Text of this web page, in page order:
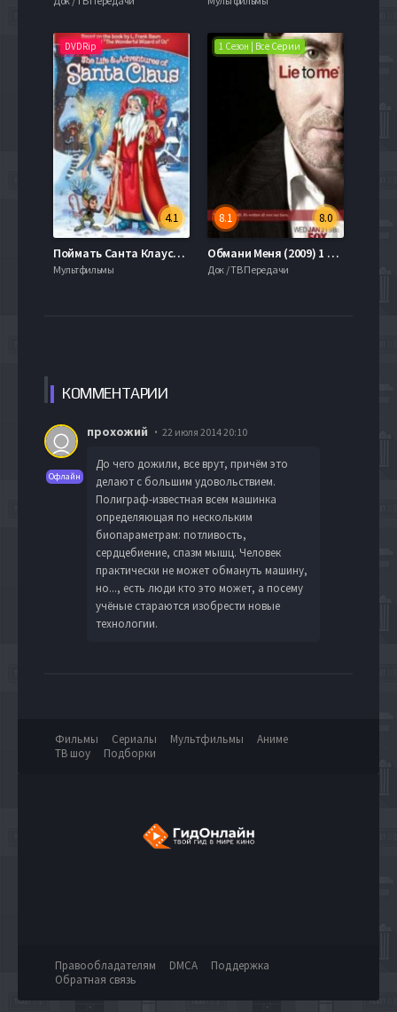
DVDRip
4.1
Поймать Санта Клауса (2008)
Мультфильмы
1 Сезон | Все Серии
8.0
8.1
Обмани Меня (2009) 1 сезон
Док / ТВ Передачи
КОММЕНТАРИИ
Офлайн
прохожий 22 июля 2014 20:10
До чего дожили, все врут, причём это
делают с большим удовольствием.
Полиграф-известная всем машинка
определяющая по нескольким
биопараметрам: потливость,
сердцебиение, спазм мышц. Человек
практически не может обмануть машину,
но..., есть люди кто это может, а посему
учёные стараются изобрести новые
технологии.
Фильмы Сериалы Мультфильмы
Аниме
ТВ шоу
Подборки
Правообладателям DMCA
Поддержка
Обратная связь